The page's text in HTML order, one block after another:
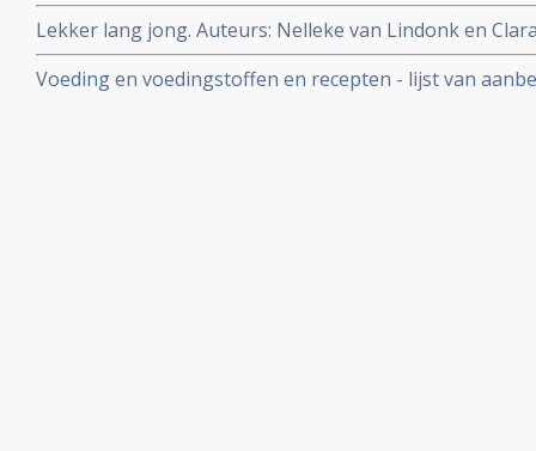
Lekker lang jong. Auteurs: Nelleke van Lindonk en
Receptenboek op basis van De Voedselzandloper
Voeding en voedingstoffen en recepten - lijst van